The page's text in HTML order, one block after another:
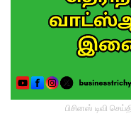
பிசினஸ் டிவி